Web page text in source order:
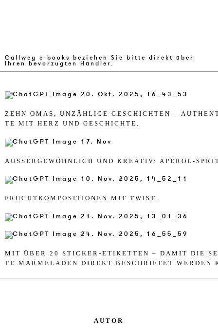
Callwey e-books beziehen Sie bitte direkt über
Ihren bevorzugten Händler.
ZEHN OMAS, UNZÄHLI­GE GE­SCHICH­TEN –
TE MIT HERZ UND GE­SCHICH­TE.
AUSSER­GEWÖHN­LICH UND KREA­TIV: APER­OL-
FR­UCHT­KOM­PO­SI­TIO­NEN MIT TWIST.
MIT ÜBER 20 STI­CKER-ETI­KET­TEN – DA­MIT DIE
TE MAR­ME­LA­DEN DIREKT BES­CHRIF­TET WER­DEN
AUTOR